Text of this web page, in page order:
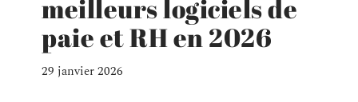
meilleurs logiciels de
paie et RH en 2026
29 janvier 2026